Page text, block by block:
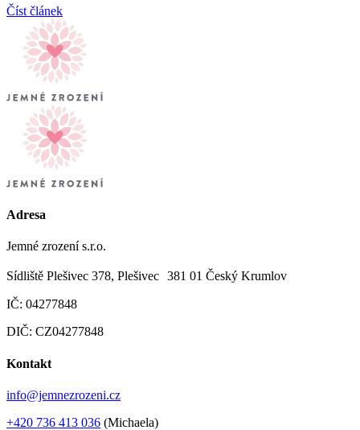
Číst článek
Adresa
Jemné zrození s.r.o.
Sídliště Plešivec 378, Plešivec 381 01 Český Krumlov
IČ: 04277848
DIČ: CZ04277848
Kontakt
info@jemnezrozeni.cz
+420 736 413 036 (Michaela)